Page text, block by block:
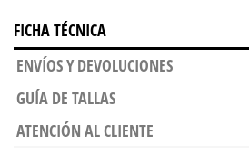
FICHA TÉCNICA
ENVÍOS Y DEVOLUCIONES
GUÍA DE TALLAS
ATENCIÓN AL CLIENTE